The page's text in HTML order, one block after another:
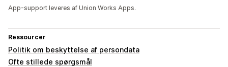
App-support leveres af Union Works Apps.
Ressourcer
Politik om beskyttelse af persondata
Ofte stillede spørgsmål